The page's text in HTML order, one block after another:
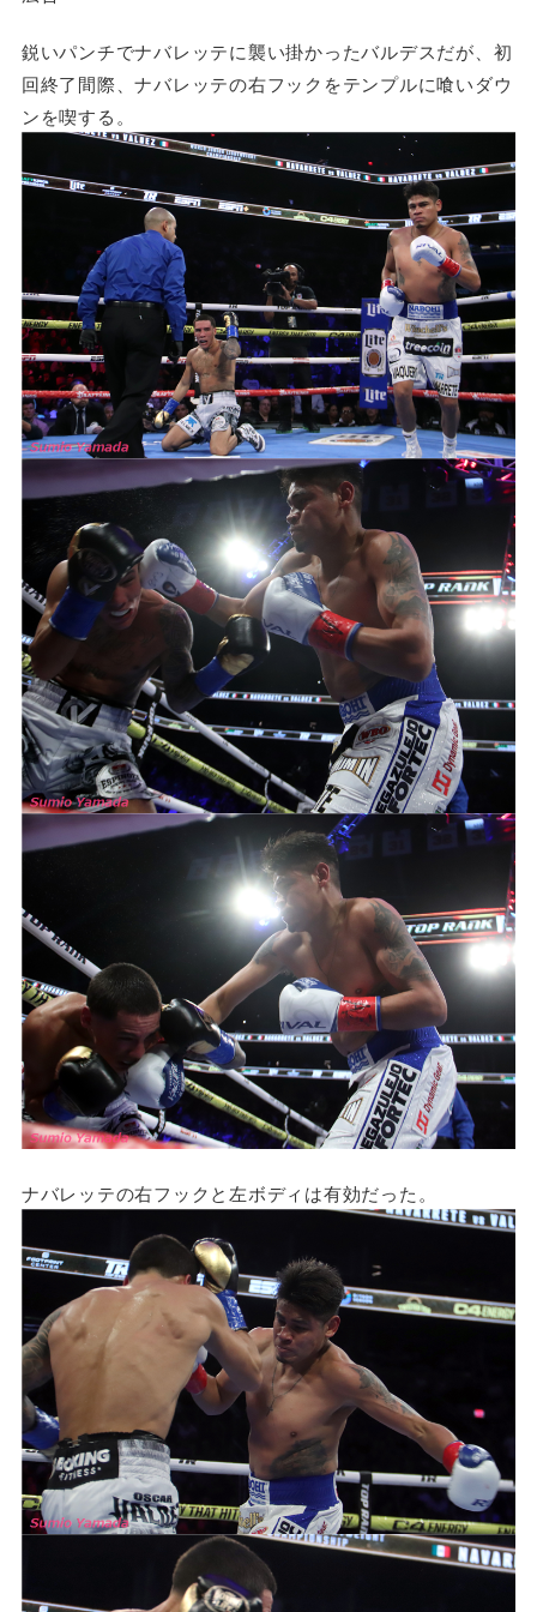
鋭いパンチでナバレッテに襲い掛かったバルデスだが、初
回終了間際、ナバレッテの右フックをテンプルに喰いダウ
ンを喫する。
ナバレッテの右フックと左ボディは有効だった。